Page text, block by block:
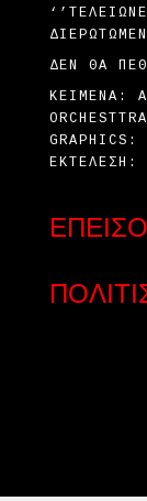
ΔΕΝ ΘΑ
ΚΕΊΜΕΝΑ:
ΕΚΤΈΛΕΣΗ: